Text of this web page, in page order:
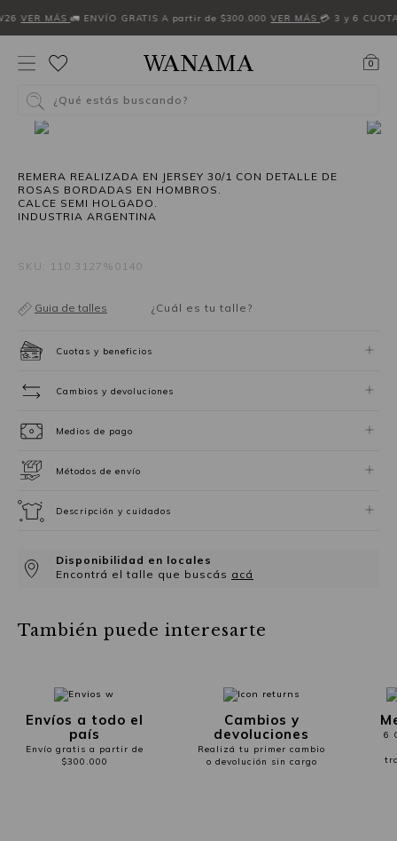
VER MÁS 🚛 ENVÍO GRATIS A partir de $300.000 VER MÁS 💳 3 y 6
0
¿Qué estás buscando?
REMERA REALIZADA EN JERSEY 30/1 CON DETALLE DE
ROSAS BORDADAS EN HOMBROS.
CALCE SEMI HOLGADO.
INDUSTRIA ARGENTINA
SKU: 110.3127%0140
Guia de talles ¿Cuál es tu talle?
Cuotas y beneficios
Cambios y devoluciones
Medios de pago
Métodos de envío
Descripción y cuidados
Disponibilidad en locales
Encontrá el talle que buscás acá
También puede interesarte
Envíos a todo el
país
Envío gratis a partir de
$300.000
Cambios y
devoluciones
Realizá tu primer cambio
o devolución sin cargo
6